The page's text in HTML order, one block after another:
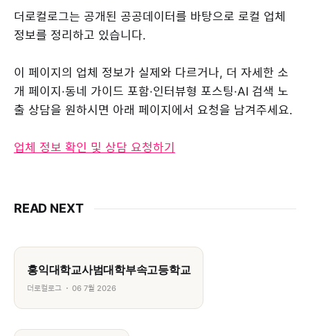
더로컬로그는 공개된 공공데이터를 바탕으로 로컬 업체
정보를 정리하고 있습니다.
이 페이지의 업체 정보가 실제와 다르거나, 더 자세한 소
개 페이지·동네 가이드 포함·인터뷰형 포스팅·AI 검색 노
출 상담을 원하시면 아래 페이지에서 요청을 남겨주세요.
업체 정보 확인 및 상담 요청하기
READ NEXT
홍익대학교사범대학부속고등학교
더로컬로그 06 7월 2026